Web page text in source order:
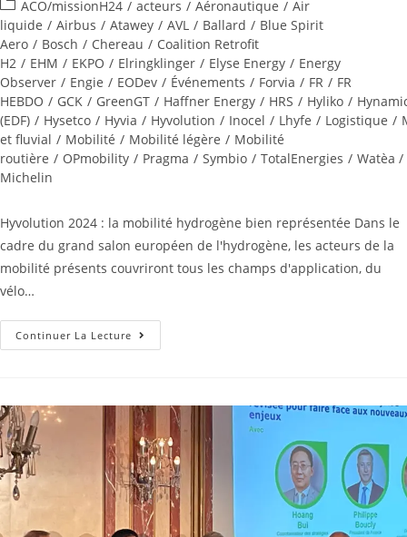
ACO/missionH24 / acteurs / Aéronautique / Air
liquide / Airbus / Atawey / AVL / Ballard / Blue Spirit
Aero / Bosch / Chereau / Coalition Retrofit
H2 / EHM / EKPO / Elringklinger / Elyse Energy / Energy
Observer / Engie / EODev / Événements / Forvia / FR / FR
HEBDO / GCK / GreenGT / Haffner Energy / HRS / Hyliko /
(EDF) / Hysetco / Hyvia / Hyvolution / Inocel / Lhyfe / Logistique /
et fluvial / Mobilité / Mobilité légère / Mobilité
routière / OPmobility / Pragma / Symbio / TotalEnergies / Watèa /
Michelin
Hyvolution 2024 : la mobilité hydrogène bien représentée Dans le
cadre du grand salon européen de l'hydrogène, les acteurs de la
mobilité présents couvriront tous les champs d'application, du
vélo…
Continuer La Lecture